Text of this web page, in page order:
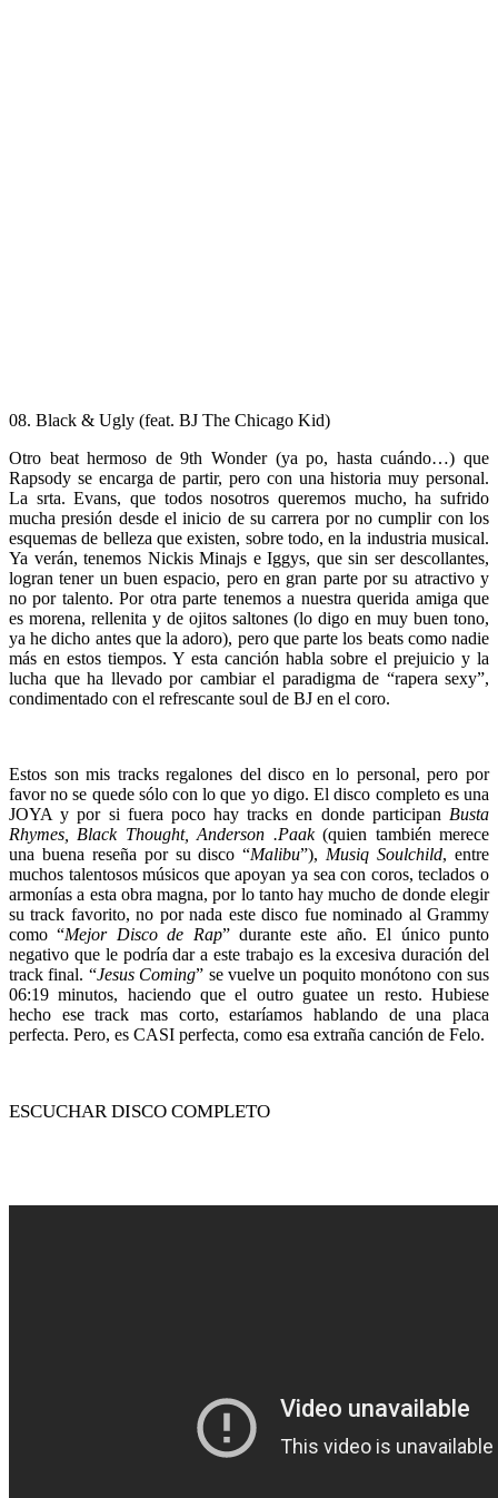
08. Black & Ugly (feat. BJ The Chicago Kid)
Otro beat hermoso de 9th Wonder (ya po, hasta cuándo…) que
Rapsody se encarga de partir, pero con una historia muy personal.
La srta. Evans, que todos nosotros queremos mucho, ha sufrido
mucha presión desde el inicio de su carrera por no cumplir con los
esquemas de belleza que existen, sobre todo, en la industria musical.
Ya verán, tenemos Nickis Minajs e Iggys, que sin ser descollantes,
logran tener un buen espacio, pero en gran parte por su atractivo y
no por talento. Por otra parte tenemos a nuestra querida amiga que
es morena, rellenita y de ojitos saltones (lo digo en muy buen tono,
ya he dicho antes que la adoro), pero que parte los beats como nadie
más en estos tiempos. Y esta canción habla sobre el prejuicio y la
lucha que ha llevado por cambiar el paradigma de “rapera sexy”,
condimentado con el refrescante soul de BJ en el coro.
Estos son mis tracks regalones del disco en lo personal, pero por
favor no se quede sólo con lo que yo digo. El disco completo es una
JOYA y por si fuera poco hay tracks en donde participan Busta
Rhymes, Black Thought, Anderson .Paak(quien también merece
una buena reseña por su disco “Malibu”), Musiq Soulchild, entre
muchos talentosos músicos que apoyan ya sea con coros, teclados o
armonías a esta obra magna, por lo tanto hay mucho de donde elegir
su track favorito, no por nada este disco fue nominado al Grammy
como “Mejor Disco de Rap” durante este año. El único punto
negativo que le podría dar a este trabajo es la excesiva duración del
track final. “Jesus Coming” se vuelve un poquito monótono con sus
06:19 minutos, haciendo que el outro guatee un resto. Hubiese
hecho ese track mas corto, estaríamos hablando de una placa
perfecta. Pero, es CASI perfecta, como esa extraña canción de Felo.
ESCUCHAR DISCO COMPLETO